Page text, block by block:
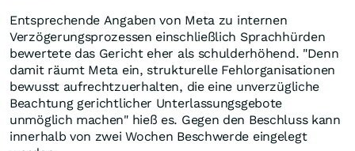
Entsprechende Angaben von Meta zu internen
Verzögerungsprozessen einschließlich Sprachhürden
bewertete das Gericht eher als schulderhöhend. "Denn
damit räumt Meta ein, strukturelle Fehlorganisationen
bewusst aufrechtzuerhalten, die eine unverzügliche
Beachtung gerichtlicher Unterlassungsgebote
unmöglich machen" hieß es. Gegen den Beschluss kann
innerhalb von zwei Wochen Beschwerde eingelegt